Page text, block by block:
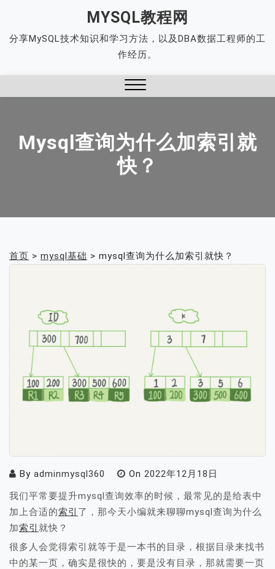
content
MYSQL教程网
分享MySQL技术知识和学习方法，以及DBA数据工程师的工
作经历。
Mysql查询为什么加索引就
快？
首页 > mysql基础 > mysql查询为什么加索引就快？
By adminmysql360 On 2022年12月18日
我们平常要提升mysql查询效率的时候，最常见的是给表中
加上合适的索引 了，那今天小编就来聊聊mysql查询为什么
加索引 就快？
很多人会觉得索引就等于是一本书的目录，根据目录来找书
中的某一页，确实是很快的，要是没有目录，那就需要一页